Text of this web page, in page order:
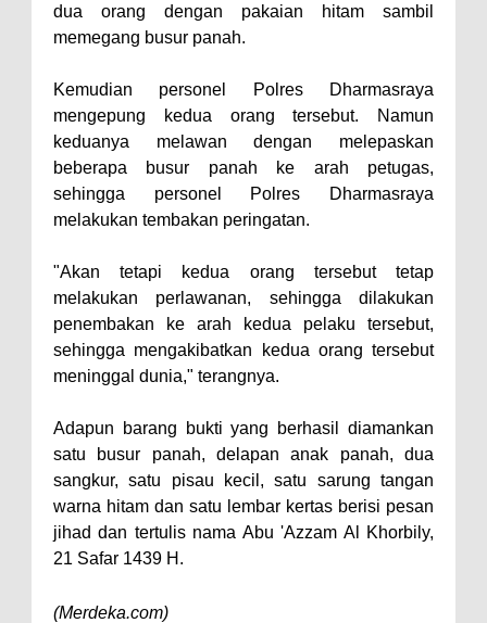
dua orang dengan pakaian hitam sambil
memegang busur panah.
Kemudian personel Polres Dharmasraya
mengepung kedua orang tersebut. Namun
keduanya melawan dengan melepaskan
beberapa busur panah ke arah petugas,
sehingga personel Polres Dharmasraya
melakukan tembakan peringatan.
"Akan tetapi kedua orang tersebut tetap
melakukan perlawanan, sehingga dilakukan
penembakan ke arah kedua pelaku tersebut,
sehingga mengakibatkan kedua orang tersebut
meninggal dunia," terangnya.
Adapun barang bukti yang berhasil diamankan
satu busur panah, delapan anak panah, dua
sangkur, satu pisau kecil, satu sarung tangan
warna hitam dan satu lembar kertas berisi pesan
jihad dan tertulis nama Abu 'Azzam Al Khorbily,
21 Safar 1439 H.
(Merdeka.com)